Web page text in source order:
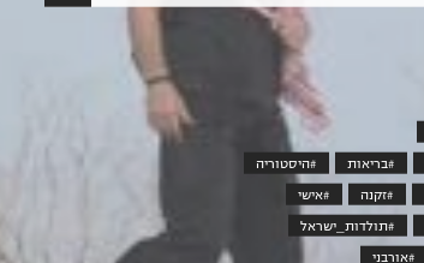
#בריאות #היסטוריה
#זקנה #אישי
#תולדות_ישראל
#אורבני